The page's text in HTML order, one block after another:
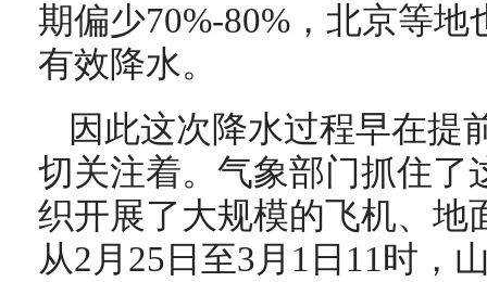
期偏少70%-80%，北京等
有效降水。
因此这次降水过程早在提
切关注着。气象部门抓住了
织开展了大规模的飞机、地
从2月25日至3月1日11时，